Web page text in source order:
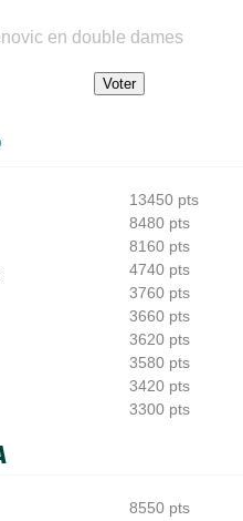
août 2026 et de la nuit
Korda, opéré du dos...
05/08
sort pour son "retour"
en double dames
13450 pts
8480 pts
8160 pts
4740 pts
3760 pts
3660 pts
3620 pts
3580 pts
3420 pts
3300 pts
8550 pts